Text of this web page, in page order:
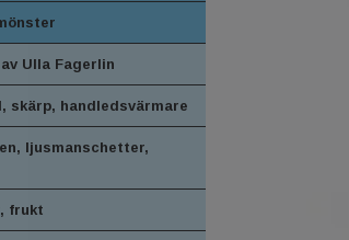
Ulla Fagerlin
skärp, handledsvärmare
ljusmanschetter,
frukt